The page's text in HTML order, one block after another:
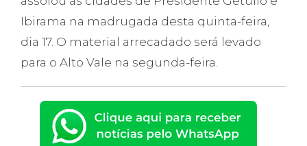
Ibirama na madrugada desta quinta-feira,
dia 17. O material arrecadado será levado
para o Alto Vale na segunda-feira.